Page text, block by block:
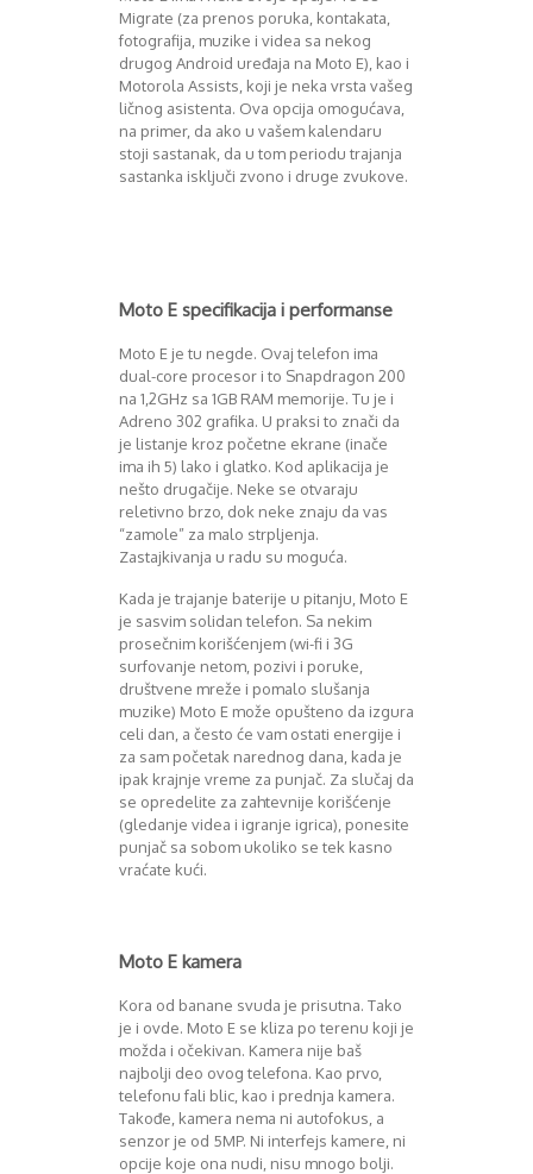
Migrate (za prenos poruka, kontakata,
fotografija, muzike i videa sa nekog
drugog Android uređaja na Moto E), kao i
Motorola Assists, koji je neka vrsta vašeg
ličnog asistenta. Ova opcija omogućava,
na primer, da ako u vašem kalendaru
stoji sastanak, da u tom periodu trajanja
sastanka isključi zvono i druge zvukove.
Moto E specifikacija i performanse
Moto E je tu negde. Ovaj telefon ima
dual-core procesor i to Snapdragon 200
na 1,2GHz sa 1GB RAM memorije. Tu je i
Adreno 302 grafika. U praksi to znači da
je listanje kroz početne ekrane (inače
ima ih 5) lako i glatko. Kod aplikacija je
nešto drugačije. Neke se otvaraju
reletivno brzo, dok neke znaju da vas
“zamole” za malo strpljenja.
Zastajkivanja u radu su moguća.
Kada je trajanje baterije u pitanju, Moto E
je sasvim solidan telefon. Sa nekim
prosečnim korišćenjem (wi-fi i 3G
surfovanje netom, pozivi i poruke,
društvene mreže i pomalo slušanja
muzike) Moto E može opušteno da izgura
celi dan, a često će vam ostati energije i
za sam početak narednog dana, kada je
ipak krajnje vreme za punjač. Za slučaj da
se opredelite za zahtevnije korišćenje
(gledanje videa i igranje igrica), ponesite
punjač sa sobom ukoliko se tek kasno
vraćate kući.
Moto E kamera
Kora od banane svuda je prisutna. Tako
je i ovde. Moto E se kliza po terenu koji je
možda i očekivan. Kamera nije baš
najbolji deo ovog telefona. Kao prvo,
telefonu fali blic, kao i prednja kamera.
Takođe, kamera nema ni autofokus, a
senzor je od 5MP. Ni interfejs kamere, ni
opcije koje ona nudi, nisu mnogo bolji.